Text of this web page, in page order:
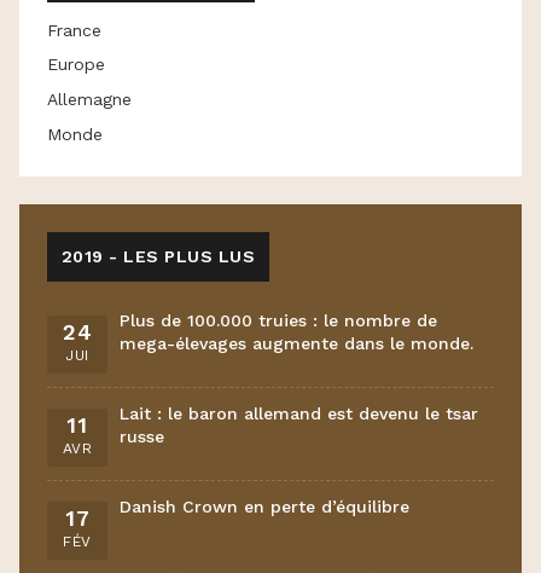
France
Europe
Allemagne
Monde
2019 - LES PLUS LUS
24
JUI
Plus de 100.000 truies : le nombre de
mega-élevages augmente dans le monde.
11
AVR
Lait : le baron allemand est devenu le tsar
russe
17
FÉV
Danish Crown en perte d’équilibre